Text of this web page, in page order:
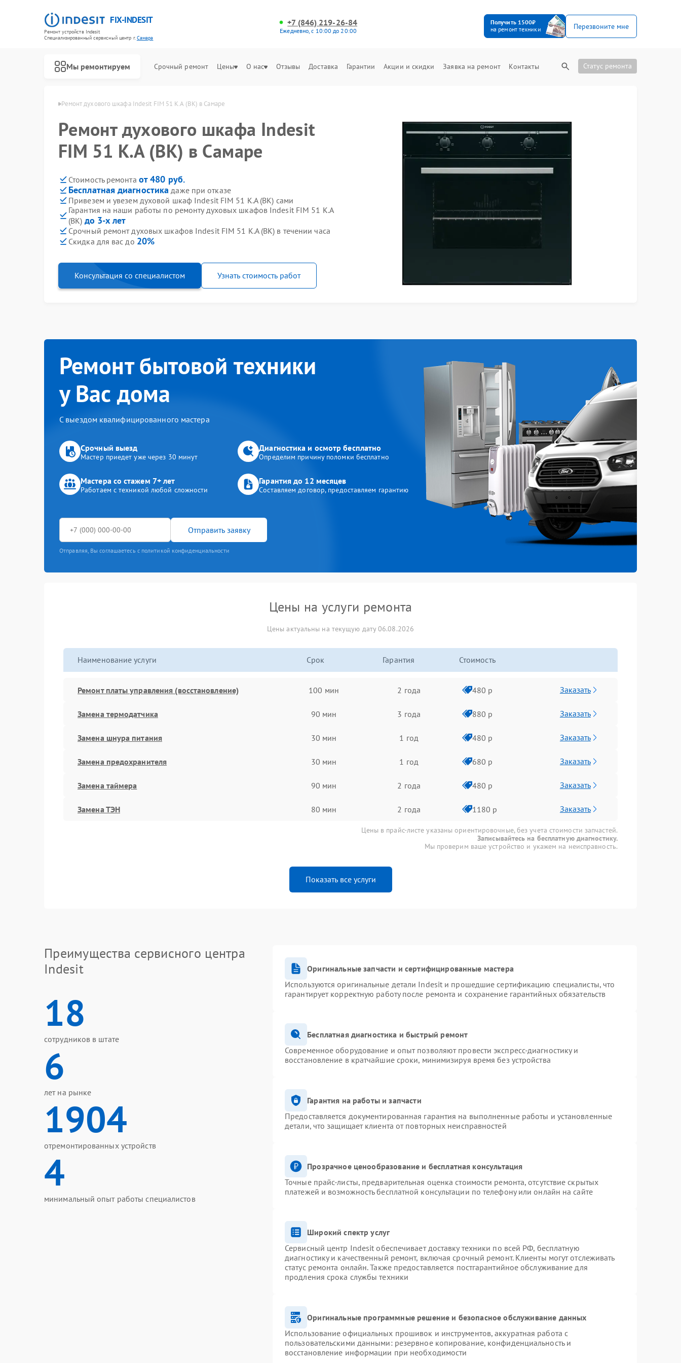
FIX-INDESIT
Ремонт устройств Indesit
Специализированный cервисный центр г.Самара
+7 (846) 219-26-84
Ежедневно, с 10:00 до 20:00
Получить 1500₽
на ремонт техники
Перезвоните мне
Мы ремонтируем Срочный ремонт Цены О нас Отзывы Доставка Гарантии Акции и скидки Заявка на ремонт Контакты Статус ремонта
Ремонт духового шкафа Indesit FIM 51 K.A (BK) в Самаре
Ремонт духового шкафа Indesit
FIM 51 K.A (BK) в Самаре
Стоимость ремонта от 480 руб.
Бесплатная диагностика даже при отказе
Привезем и увезем духовой шкаф Indesit FIM 51 K.A (BK) сами
Гарантия на наши работы по ремонту духовых шкафов Indesit FIM 51 K.A
(BK) до 3-х лет
Срочный ремонт духовых шкафов Indesit FIM 51 K.A (BK) в течении часа
Скидка для вас до 20%
Консультация со специалистом Узнать стоимость работ
Ремонт бытовой техники
у Вас дома
С выездом квалифицированного мастера
Срочный выезд
Мастер приедет уже через 30 минут
Диагностика и осмотр бесплатно
Определим причину поломки бесплатно
Мастера со стажем 7+ лет
Работаем с техникой любой сложности
Гарантия до 12 месяцев
Составляем договор, предоставляем гарантию
Отправить заявку
Отправляя, Вы соглашаетесь с политикой конфиденциальности
Цены на услуги ремонта
Цены актуальны на текущую дату 06.08.2026
Наименование услуги Срок Гарантия Стоимость
Ремонт платы управления (восстановление) 100 мин 2 года 480 р Заказать
Замена термодатчика 90 мин 3 года 880 р Заказать
Замена шнура питания 30 мин 1 год 480 р Заказать
Замена предохранителя 30 мин 1 год 680 р Заказать
Замена таймера 90 мин 2 года 480 р Заказать
Замена ТЭН 80 мин 2 года 1180 р Заказать
Цены в прайс-листе указаны ориентировочные, без учета стоимости запчастей.
Записывайтесь на бесплатную диагностику.
Мы проверим ваше устройство и укажем на неисправность.
Показать все услуги
Преимущества сервисного центра
Indesit
18
сотрудников в штате
6
лет на рынке
1904
отремонтированных устройств
4
минимальный опыт работы специалистов
Оригинальные запчасти и сертифицированные мастера
Используются оригинальные детали Indesit и прошедшие сертификацию специалисты, что
гарантирует корректную работу после ремонта и сохранение гарантийных обязательств
Бесплатная диагностика и быстрый ремонт
Современное оборудование и опыт позволяют провести экспресс-диагностику и
восстановление в кратчайшие сроки, минимизируя время без устройства
Гарантия на работы и запчасти
Предоставляется документированная гарантия на выполненные работы и установленные
детали, что защищает клиента от повторных неисправностей
Прозрачное ценообразование и бесплатная консультация
Точные прайс-листы, предварительная оценка стоимости ремонта, отсутствие скрытых
платежей и возможность бесплатной консультации по телефону или онлайн на сайте
Широкий спектр услуг
Сервисный центр Indesit обеспечивает доставку техники по всей РФ, бесплатную
диагностику и качественный ремонт, включая срочный ремонт. Клиенты могут отслеживать
статус ремонта онлайн. Также предоставляется постгарантийное обслуживание для
продления срока службы техники
Оригинальные программные решение и безопасное обслуживание данных
Использование официальных прошивок и инструментов, аккуратная работа с
пользовательскими данными: резервное копирование, конфиденциальность и
восстановление информации при необходимости